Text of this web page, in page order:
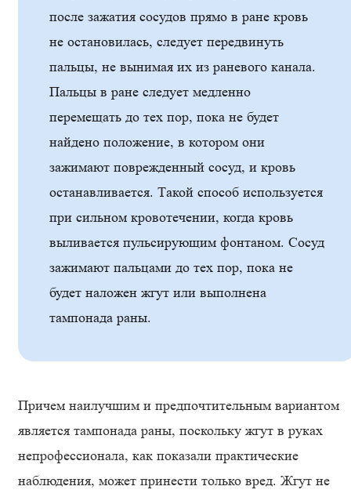
после зажатия сосудов прямо в ране кровь
не остановилась, следует передвинуть
пальцы, не вынимая их из раневого канала.
Пальцы в ране следует медленно
перемещать до тех пор, пока не будет
найдено положение, в котором они
зажимают поврежденный сосуд, и кровь
останавливается. Такой способ используется
при сильном кровотечении, когда кровь
выливается пульсирующим фонтаном. Сосуд
зажимают пальцами до тех пор, пока не
будет наложен жгут или выполнена
тампонада раны.
Причем наилучшим и предпочтительным вариантом
является тампонада раны, поскольку жгут в руках
непрофессионала, как показали практические
наблюдения, может принести только вред. Жгут не